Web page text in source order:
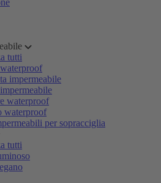
tutti
impermeabile
waterproof
waterproof
per sopracciglia
tutti